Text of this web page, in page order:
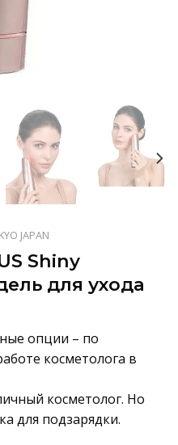
JAPAN
Shiny
для ухода
опции – по
косметолога в
косметолог. Но
для подзарядки.